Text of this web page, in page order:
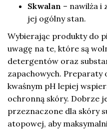
Skwalan – nawilża i
jej ogólny stan.
Wybierając produkty do
uwagę na te, które są
detergentów oraz
zapachowych. Preparaty
kwaśnym pH lepiej
ochronną skóry. Dobrze
przeznaczone dla skóry
atopowej, aby